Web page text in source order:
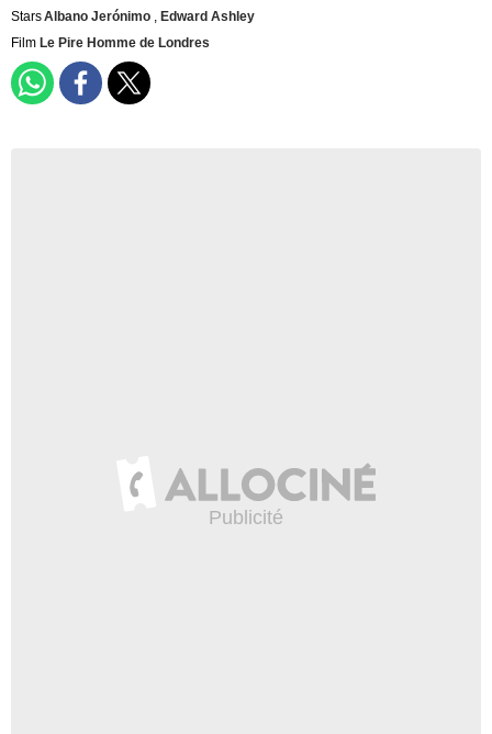
StarsAlbano Jerónimo , Edward Ashley
Film Le Pire Homme de Londres